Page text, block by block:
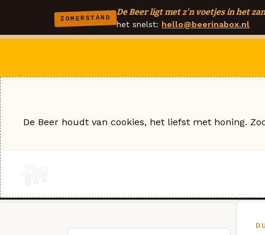
ZOMERSTAND
De Beer ligt met z'n voetjes in het
het snelst: hello@beerinabox.nl
De Beer houdt van cookies, het liefst met honing.